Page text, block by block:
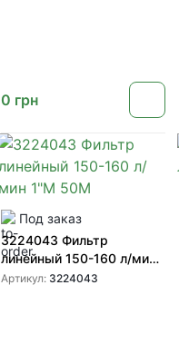
0 грн
Под заказ
3224043 Фильтр
линейный 150-160 л/мин
1"M 50M
Артикул: 3224043